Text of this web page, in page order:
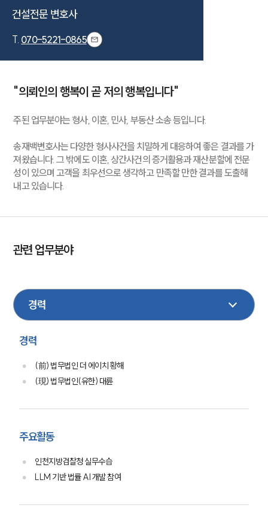
건설전문 변호사
T. 070-5221-0865
"의뢰인의 행복이 곧 저의 행복입니다"
주된 업무분야는 형사, 이혼, 민사, 부동산 소송 등입니다.
송재백변호사는 다양한 형사사건을 치밀하게 대응하여 좋은 결과를 가
져왔습니다. 그 밖에도 이혼, 상간사건의 증거활용과 재산분할에 전문
성이 있으며 고객을 최우선으로 생각하고 만족할 만한 결과를 도출해
내고 있습니다.
관련 업무분야
음주교통사고
경력
(前) 법무법인 더 에이치 황해
(現) 법무법인(유한) 대륜
주요활동
인천지방검찰청 실무수습
LLM 기반 법률 AI 개발 참여